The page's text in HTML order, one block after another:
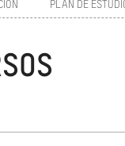
PLAN DE